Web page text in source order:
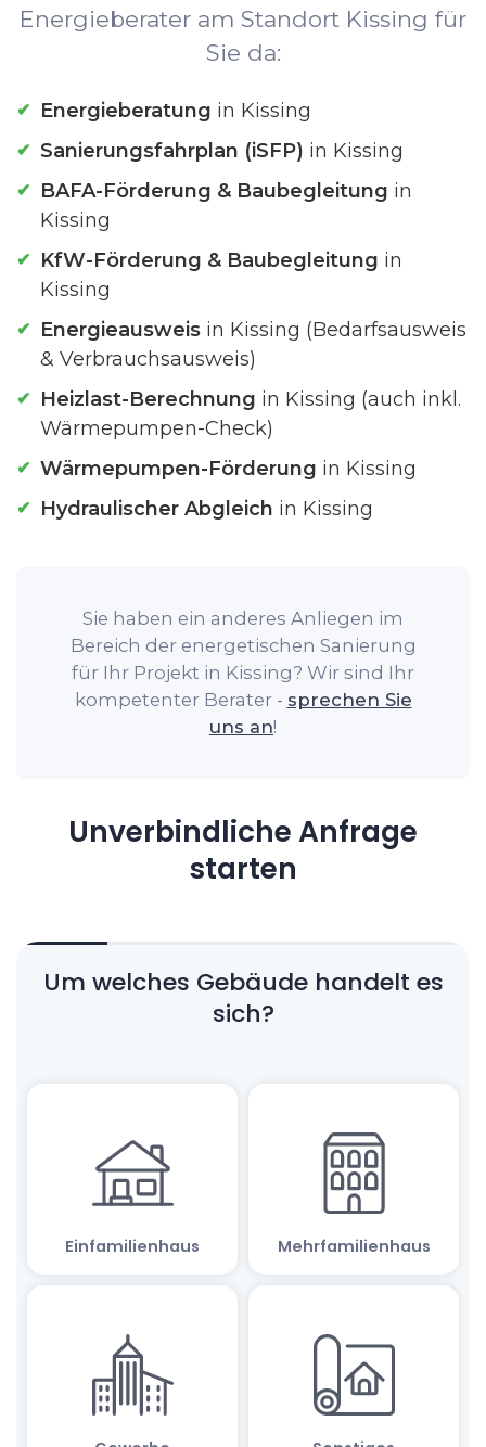
Energieberater am Standort Kissing für
Sie da:
Energieberatung in Kissing
Sanierungsfahrplan (iSFP) in Kissing
BAFA-Förderung & Baubegleitung in
Kissing
KfW-Förderung & Baubegleitung in
Kissing
Energieausweis in Kissing (Bedarfsausweis
& Verbrauchsausweis)
Heizlast-Berechnung in Kissing (auch inkl.
Wärmepumpen-Check)
Wärmepumpen-Förderung in Kissing
Hydraulischer Abgleich in Kissing
Sie haben ein anderes Anliegen im
Bereich der energetischen Sanierung
für Ihr Projekt in Kissing? Wir sind Ihr
kompetenter Berater - sprechen Sie
uns an!
Unverbindliche Anfrage
starten